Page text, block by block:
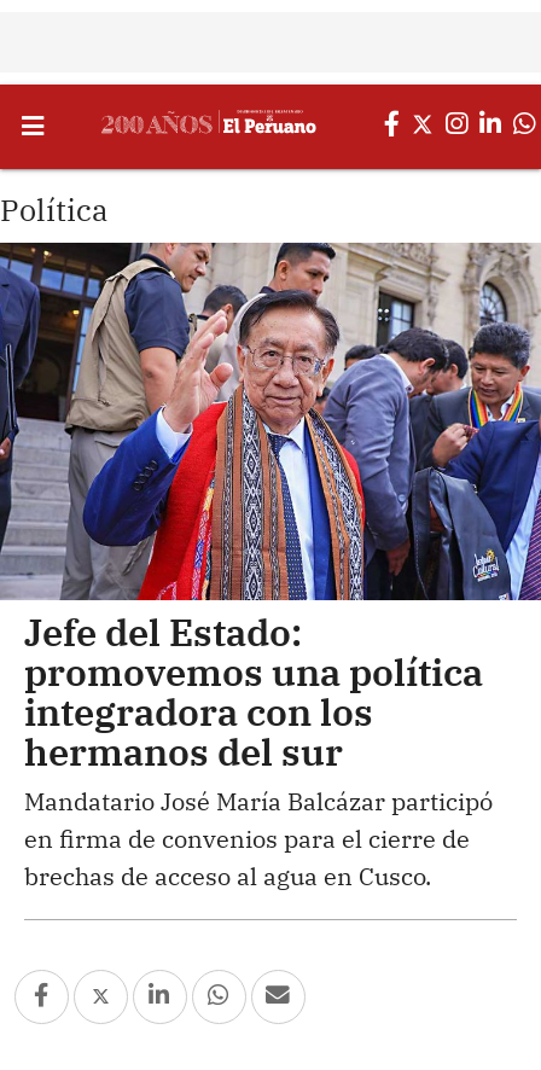
Política
Jefe del Estado:
promovemos una política
integradora con los
hermanos del sur
Mandatario José María Balcázar participó
en firma de convenios para el cierre de
brechas de acceso al agua en Cusco.